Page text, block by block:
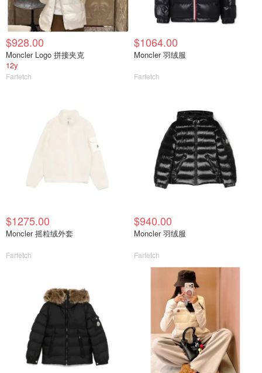
$928.00
Moncler Logo 拼接夹克
12y
Farfetch
$1064.00
Moncler 羽绒服
Farfetch
$1275.00
Moncler 摇粒绒外套
Farfetch
$940.00
Moncler 羽绒服
Farfetch